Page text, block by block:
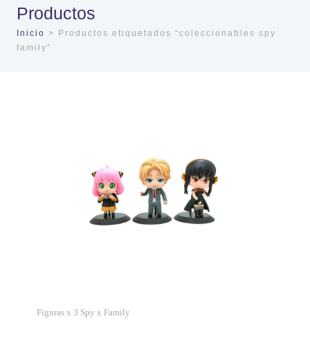
Productos
Inicio > Productos etiquetados “coleccionables spy
family”
Figuras x 3 Spy x Family